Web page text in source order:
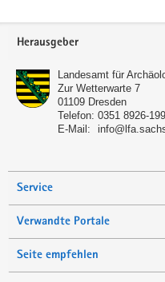
Footer-
Herausgeber
Landesamt für
Zur Wetterwarte 7
01109 Dresden
Telefon: 0351 8926-199
E-Mail:
Service
Verwandte Portale
Seite empfehlen